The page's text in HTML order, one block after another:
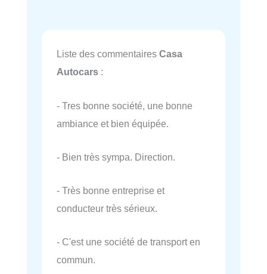
Liste des commentaires Casa
Autocars :
- Tres bonne société, une bonne
ambiance et bien équipée.
- Bien très sympa. Direction.
- Très bonne entreprise et
conducteur très sérieux.
- C'est une société de transport en
commun.